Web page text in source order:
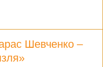
Шевченко –